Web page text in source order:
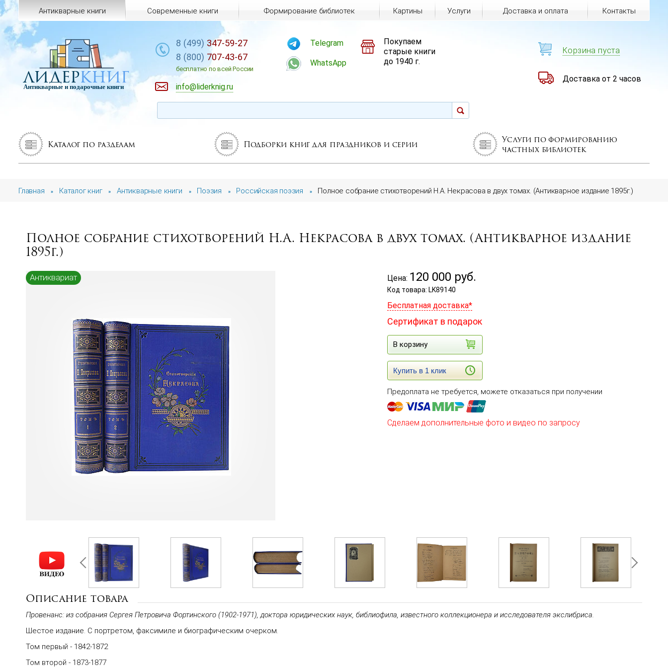
Каталог по разделам Подборки книг для праздников и серии
Услуги по формированию
частных библиотек
Главная » Каталог книг » Антикварные книги » Поэзия » Российская поэзия » Полное собрание стихотворений Н.А. Некрасова в двух томах. (Антикварное издание 1895г.)
Полное собрание стихотворений Н.А. Некрасова в двух томах. (Антикварное издание
1895г.)
Антиквариат Цена: 120 000 руб.
Код товара: LK89140
Бесплатная доставка*
Сертификат в подарок
В корзину
Купить в 1 клик
Предоплата не требуется, можете отказаться при получении
Сделаем дополнительные фото и видео по запросу
Описание товара
Провенанс: из собрания Сергея Петровича Фортинского (1902-1971), доктора юридических наук, библиофила, известного коллекционера и исследователя экслибриса.
Шестое издание. С портретом, факсимиле и биографическим очерком.
Том первый - 1842-1872
Том второй - 1873-1877
Антикварные книги Современные книги Формирование библиотек Картины Услуги Доставка и оплата Контакты
лидеркниг
Антикварные и подарочные книги
8 (499) 347-59-27
8 (800) 707-43-67
бесплатно по всей России
info@liderknig.ru
Telegram
WhatsApp
Покупаем
старые книги
до 1940 г.
Корзина пуста
Доставка от 2 часов